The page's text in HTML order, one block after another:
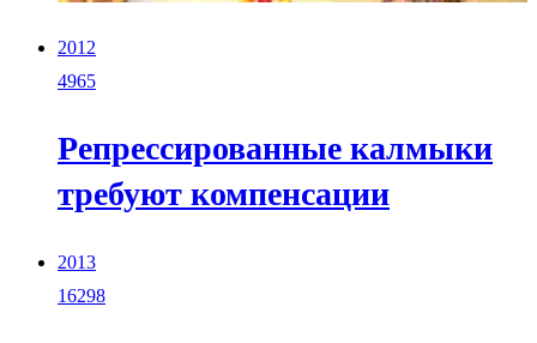
2012
4965
Репрессированные калмыки
требуют компенсации
2013
16298